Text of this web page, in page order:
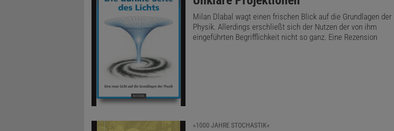
Milan Dlabal wagt einen frischen Blick auf die Grundlagen der
Physik. Allerdings erschließt sich der Nutzen der von ihm
eingeführten Begrifflichkeit nicht so ganz. Eine Rezension
»1000 JAHRE STOCHASTIK«